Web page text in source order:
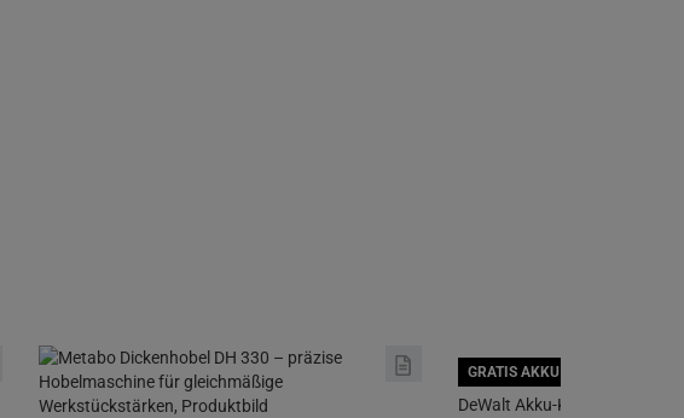
GRATIS AKKU SICHERN
DeWalt Akku-Kombifräse